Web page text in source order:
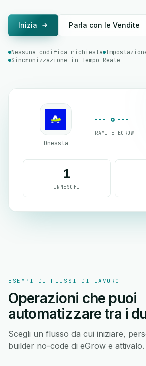
Inizia Parla con le Vendite
Nessuna codifica richiesta
Sincronizzazione in Tempo Reale
Onessta
TRAMITE EGROW
1
INNESCHI
ESEMPI DI FLUSSI DI LAVORO
Operazioni che puoi
automatizzare tra i
Scegli un flusso da cui iniziare,
builder no-code di eGrow e attivalo.